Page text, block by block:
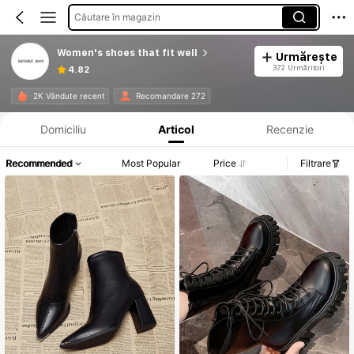
Căutare în magazin
Women's shoes that fit well
4.82
Urmărește
372 Urmăritori
2K Vândute recent Recomandare 272
Informații despre produs: Divulgarea prețului, detalii privind vânzările și stocul.
Domiciliu Articol Recenzie
Recommended Most Popular Price Filtrare